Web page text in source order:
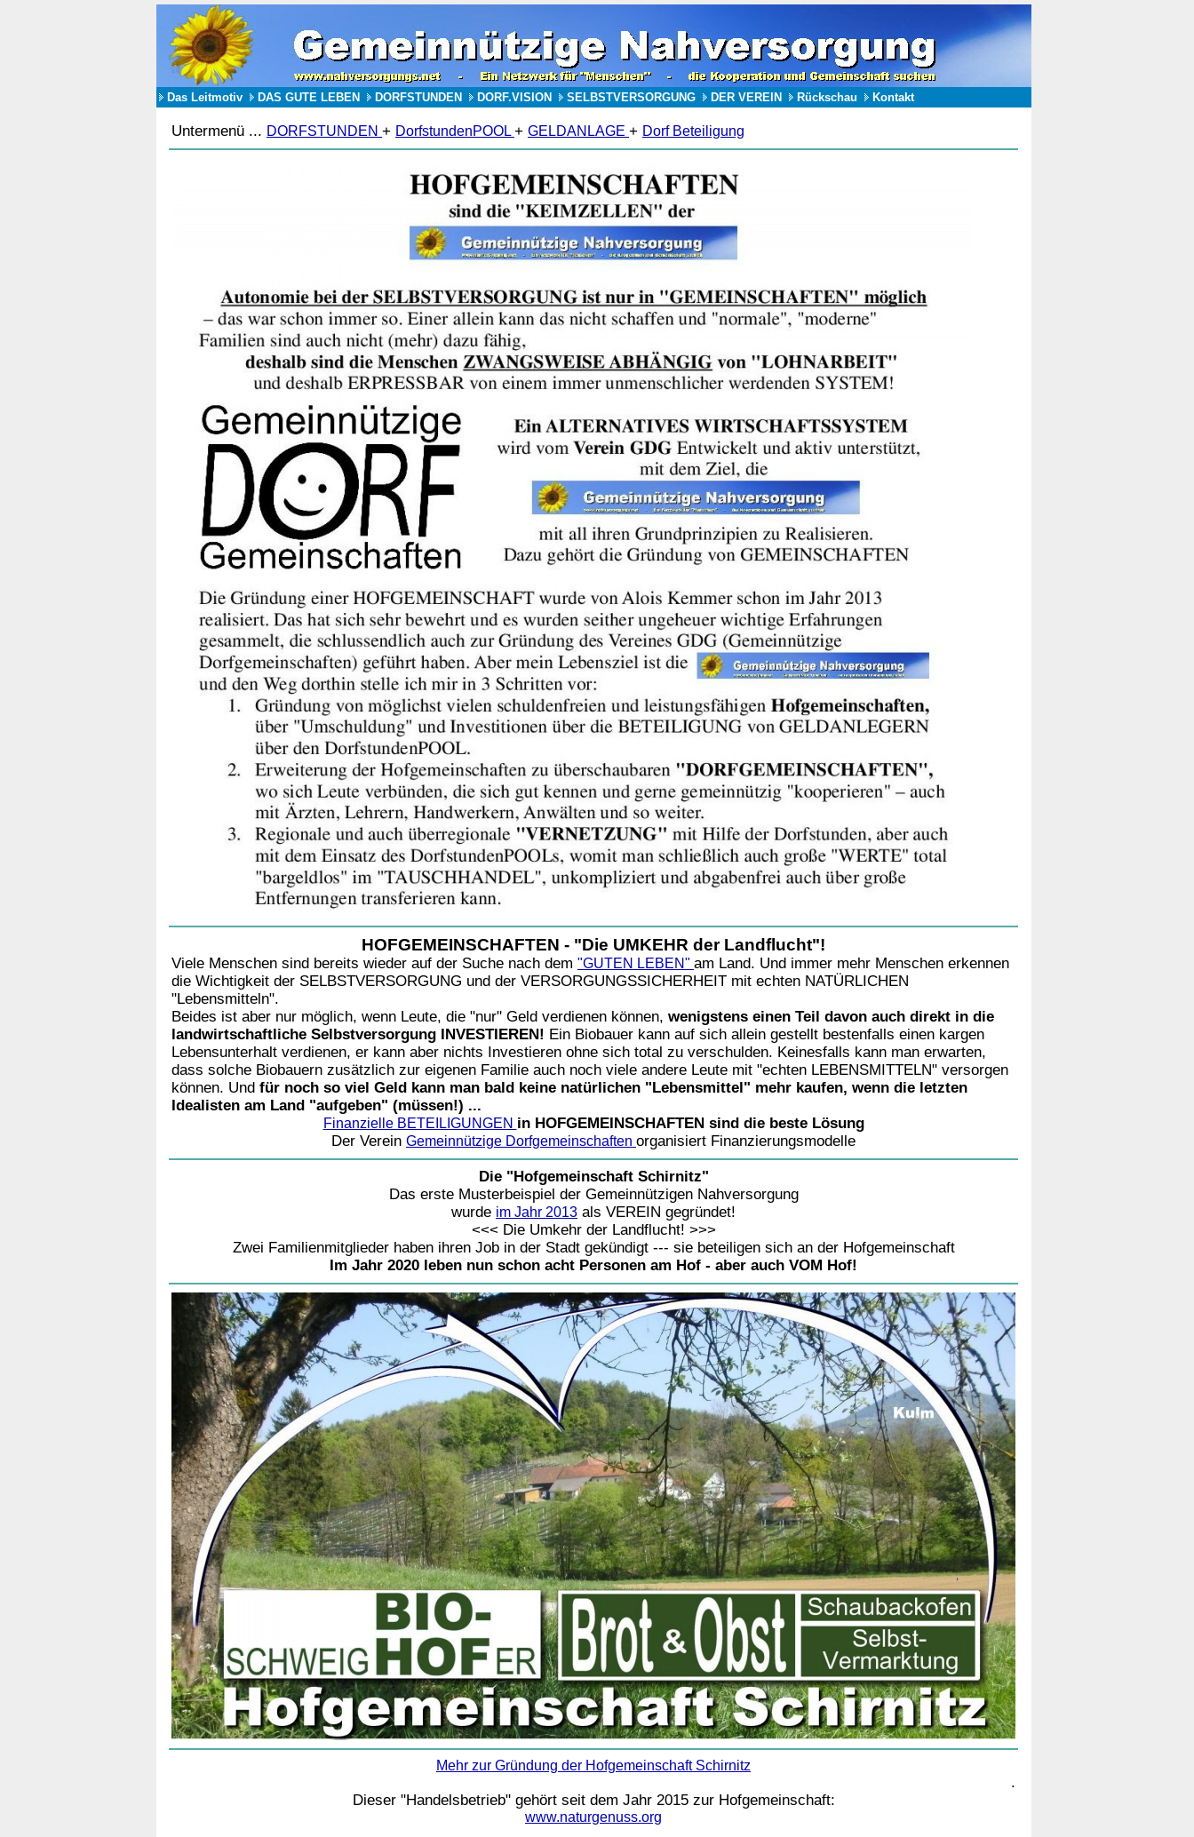
Das Leitmotiv DAS GUTE LEBEN DORFSTUNDEN DORF.VISION SELBSTVERSORGUNG DER VEREIN Rückschau Kontakt
Untermenü ... DORFSTUNDEN + DorfstundenPOOL + GELDANLAGE + Dorf Beteiligung
HOFGEMEINSCHAFTEN - "Die UMKEHR der Landflucht"!
Viele Menschen sind bereits wieder auf der Suche nach dem "GUTEN LEBEN" am Land. Und immer mehr Menschen erkennen
die Wichtigkeit der SELBSTVERSORGUNG und der VERSORGUNGSSICHERHEIT mit echten NATÜRLICHEN
"Lebensmitteln".
Beides ist aber nur möglich, wenn Leute, die "nur" Geld verdienen können, wenigstens einen Teil davon auch direkt in die
landwirtschaftliche Selbstversorgung INVESTIEREN! Ein Biobauer kann auf sich allein gestellt bestenfalls einen kargen
Lebensunterhalt verdienen, er kann aber nichts Investieren ohne sich total zu verschulden. Keinesfalls kann man erwarten,
dass solche Biobauern zusätzlich zur eigenen Familie auch noch viele andere Leute mit "echten LEBENSMITTELN" versorgen
können. Und für noch so viel Geld kann man bald keine natürlichen "Lebensmittel" mehr kaufen, wenn die letzten
Idealisten am Land "aufgeben" (müssen!) ...
Finanzielle BETEILIGUNGEN in HOFGEMEINSCHAFTEN sind die beste Lösung
Der Verein Gemeinnützige Dorfgemeinschaften organisiert Finanzierungsmodelle
Die "Hofgemeinschaft Schirnitz"
Das erste Musterbeispiel der Gemeinnützigen Nahversorgung
wurde im Jahr 2013 als VEREIN gegründet!
<<< Die Umkehr der Landflucht! >>>
Zwei Familienmitglieder haben ihren Job in der Stadt gekündigt --- sie beteiligen sich an der Hofgemeinschaft
Im Jahr 2020 leben nun schon acht Personen am Hof - aber auch VOM Hof!
Mehr zur Gründung der Hofgemeinschaft Schirnitz
.
Dieser "Handelsbetrieb" gehört seit dem Jahr 2015 zur Hofgemeinschaft:
www.naturgenuss.org